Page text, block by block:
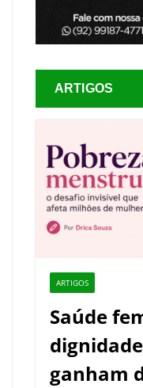
ARTIGOS
ARTIGOS
Saúde
ganham